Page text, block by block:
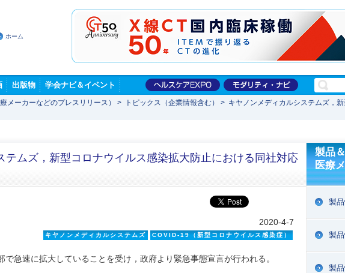
ホーム
出版物 学会ナビ＆イベント
メーカーなどのプレスリリース） > トピックス（企業情報含む） > キヤノンメディカルシステムズ，
テムズ，新型コロナウイルス感染拡大防止における同社対応
2020-4-7
キヤノンメディカルシステムズ COVID-19（新型コロナウイルス感染症）
急速に拡大していることを受け，政府より緊急事態宣言が行われる。
製品
医療
製
製
製